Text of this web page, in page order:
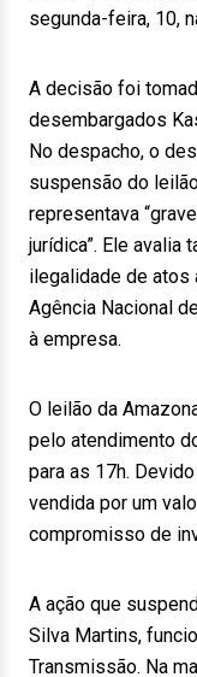
segunda-feira, 10,
A decisão foi
desembargados
No despacho, o
suspensão do
representava
jurídica”. Ele avalia
ilegalidade de
Agência Nacional
à empresa.
O leilão da
pelo atendimento
para as 17h.
vendida por um
compromisso de
A ação que
Silva Martins,
Transmissão. Na